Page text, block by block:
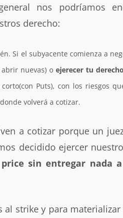
nos podríamos
derecho:
Si el subyacente comienza a
nuevas) o ejerecer tu
Puts), con los riesgos
volverá a cotizar.
a cotizar porque un
decidido ejercer
sin entregar nada
strike y para